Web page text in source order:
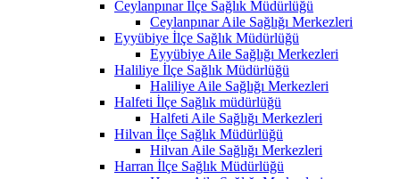
Ceylanpınar İlçe Sağlık Müdürlüğü
Ceylanpınar Aile Sağlığı Merkezleri
Eyyübiye İlçe Sağlık Müdürlüğü
Eyyübiye Aile Sağlığı Merkezleri
Haliliye İlçe Sağlık Müdürlüğü
Haliliye Aile Sağlığı Merkezleri
Halfeti İlçe Sağlık müdürlüğü
Halfeti Aile Sağlığı Merkezleri
Hilvan İlçe Sağlık Müdürlüğü
Hilvan Aile Sağlığı Merkezleri
Harran İlçe Sağlık Müdürlüğü